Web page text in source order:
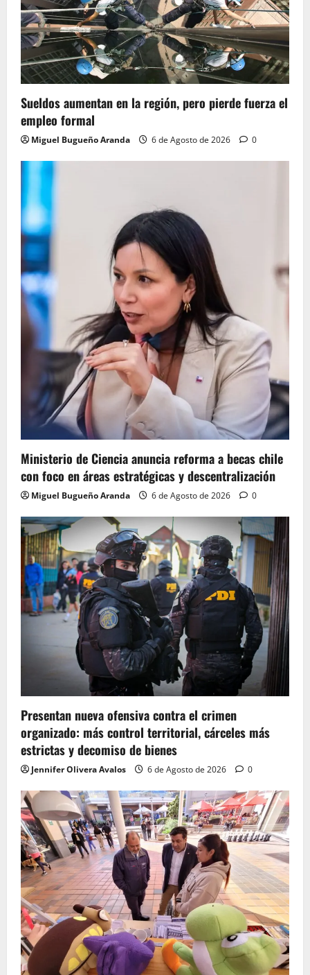
Sueldos aumentan en la región, pero pierde fuerza el
empleo formal
Miguel Bugueño Aranda 6 de Agosto de 2026 0
Ministerio de Ciencia anuncia reforma a becas chile
con foco en áreas estratégicas y descentralización
Miguel Bugueño Aranda 6 de Agosto de 2026 0
Presentan nueva ofensiva contra el crimen
organizado: más control territorial, cárceles más
estrictas y decomiso de bienes
Jennifer Olivera Avalos 6 de Agosto de 2026 0